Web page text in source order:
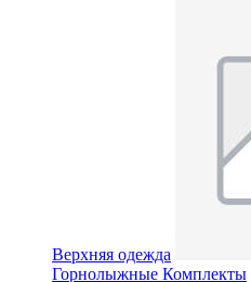
Верхняя одежда
Горнолыжные Комплекты